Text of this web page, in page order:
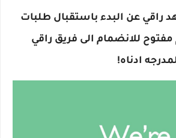
راقي عن البدء باستقبال طلبات
مفتوح للانضمام الى فريق راقي
ادناه!